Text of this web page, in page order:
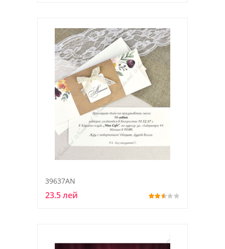
39637AN
23.5 лей